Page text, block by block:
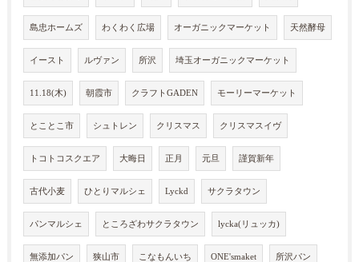
島忠ホームズ わくわく広場 オーガニックマーケット 天然酵母
イースト ルヴァン 所沢 埼玉オーガニックマーケット
11.18(木) 朝霞市 クラフトGADEN モーリーマーケット
とことこ市 シュトレン クリスマス クリスマスイヴ
トコトコスクエア 大晦日 正月 元旦 謹賀新年
古代小麦 ひとりマルシェ Lyckd サクラタウン
パンマルシェ ところざわサクラタウン lycka(リュッカ)
無添加パン 狭山市 こなもんいち ONE'smaket 所沢パン